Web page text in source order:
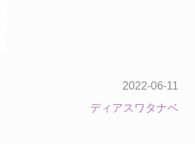
2022-06-11
ディアスワタナベ